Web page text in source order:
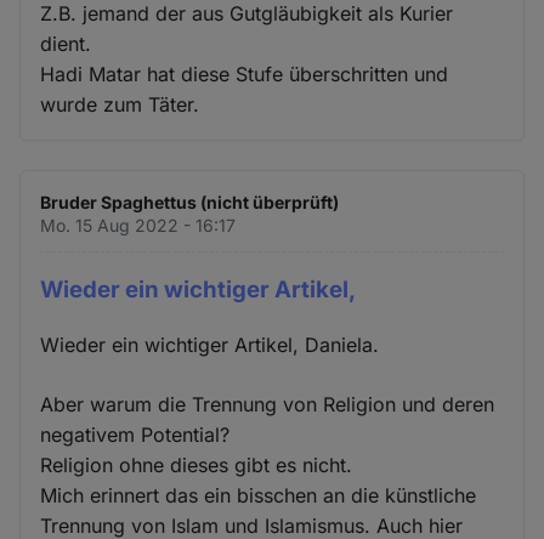
Z.B. jemand der aus Gutgläubigkeit als Kurier
dient.
Hadi Matar hat diese Stufe überschritten und
wurde zum Täter.
Bruder Spaghettus (nicht überprüft)
Mo. 15 Aug 2022 - 16:17
Wieder ein wichtiger Artikel,
Wieder ein wichtiger Artikel, Daniela.
Aber warum die Trennung von Religion und deren
negativem Potential?
Religion ohne dieses gibt es nicht.
Mich erinnert das ein bisschen an die künstliche
Trennung von Islam und Islamismus. Auch hier